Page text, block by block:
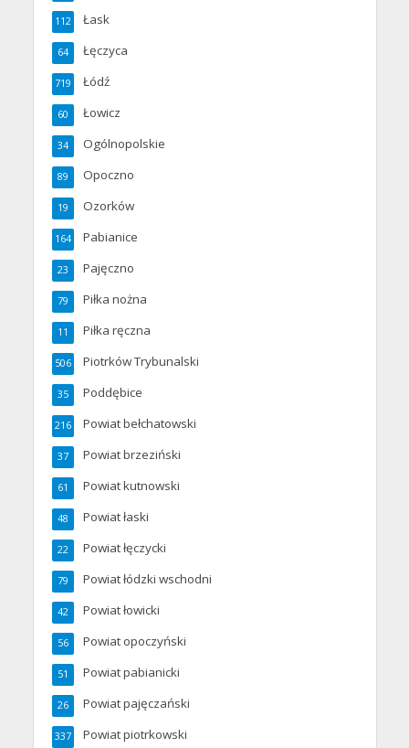
Łask
112
Łęczyca
64
Łódź
719
Łowicz
60
Ogólnopolskie
34
Opoczno
89
Ozorków
19
Pabianice
164
Pajęczno
23
Piłka nożna
79
Piłka ręczna
11
Piotrków Trybunalski
506
Poddębice
35
Powiat bełchatowski
216
Powiat brzeziński
37
Powiat kutnowski
61
Powiat łaski
48
Powiat łęczycki
22
Powiat łódzki wschodni
79
Powiat łowicki
42
Powiat opoczyński
56
Powiat pabianicki
51
Powiat pajęczański
26
Powiat piotrkowski
337